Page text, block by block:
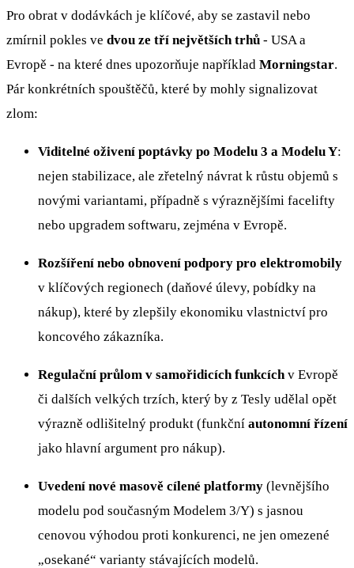
Pro obrat v dodávkách je klíčové, aby se zastavil nebo
zmírnil pokles ve dvou ze tří největších trhů - USA a
Evropě - na které dnes upozorňuje například Morningstar.
Pár konkrétních spouštěčů, které by mohly signalizovat
zlom:
Viditelné oživení poptávky po Modelu 3 a Modelu Y:
nejen stabilizace, ale zřetelný návrat k růstu objemů s
novými variantami, případně s výraznějšími facelifty
nebo upgradem softwaru, zejména v Evropě.
Rozšíření nebo obnovení podpory pro elektromobily
v klíčových regionech (daňové úlevy, pobídky na
nákup), které by zlepšily ekonomiku vlastnictví pro
koncového zákazníka.
Regulační průlom v samořidicích funkcíchv Evropě
či dalších velkých trzích, který by z Tesly udělal opět
výrazně odlišitelný produkt (funkční autonomní řízení
jako hlavní argument pro nákup).
Uvedení nové masově cílené platformy (levnějšího
modelu pod současným Modelem 3/Y) s jasnou
cenovou výhodou proti konkurenci, ne jen omezené
„osekané“ varianty stávajících modelů.